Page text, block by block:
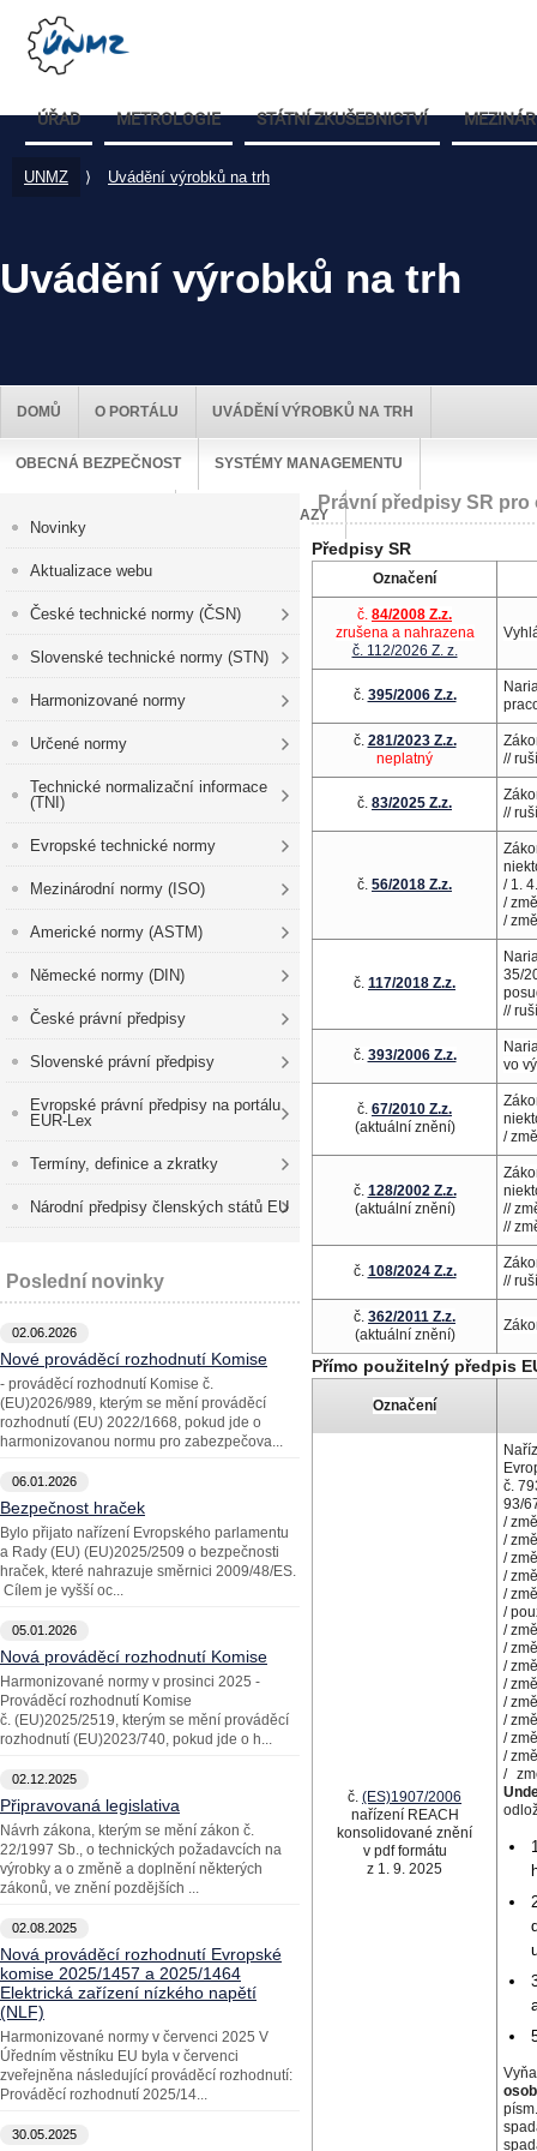
ÚŘAD METROLOGIE STÁTNÍ ZKUŠEBNICTVÍ
UNMZ ⟩ Uvádění výrobků na trh
Uvádění výrobků na trh
DOMŮ O PORTÁLU UVÁDĚNÍ VÝROBKŮ NA TRH
OBECNÁ BEZPEČNOST SYSTÉMY MANAGEMENTU
UŽITEČNÉ ODKAZY
Novinky
Aktualizace webu
České technické normy (ČSN)
Slovenské technické normy (STN)
Harmonizované normy
Určené normy
Technické normalizační informace
(TNI)
Evropské technické normy
Mezinárodní normy (ISO)
Americké normy (ASTM)
Německé normy (DIN)
České právní předpisy
Slovenské právní předpisy
Evropské právní předpisy na portálu
EUR-Lex
Termíny, definice a zkratky
Národní předpisy členských států EU
Poslední novinky
02.06.2026
Nové prováděcí rozhodnutí Komise
- prováděcí rozhodnutí Komise č.
(EU)2026/989, kterým se mění prováděcí
rozhodnutí (EU) 2022/1668, pokud jde o
harmonizovanou normu pro zabezpečova...
06.01.2026
Bezpečnost hraček
Bylo přijato nařízení Evropského parlamentu
a Rady (EU) (EU)2025/2509 o bezpečnosti
hraček, které nahrazuje směrnici 2009/48/ES.
Cílem je vyšší oc...
05.01.2026
Nová prováděcí rozhodnutí Komise
Harmonizované normy v prosinci 2025 -
Prováděcí rozhodnutí Komise
č. (EU)2025/2519, kterým se mění prováděcí
rozhodnutí (EU)2023/740, pokud jde o h...
02.12.2025
Připravovaná legislativa
Návrh zákona, kterým se mění zákon č.
22/1997 Sb., o technických požadavcích na
výrobky a o změně a doplnění některých
zákonů, ve znění pozdějších ...
02.08.2025
Nová prováděcí rozhodnutí Evropské
komise 2025/1457 a 2025/1464
Elektrická zařízení nízkého napětí
(NLF)
Harmonizované normy v červenci 2025 V
Úředním věstníku EU byla v červenci
zveřejněna následující prováděcí rozhodnutí:
Prováděcí rozhodnutí 2025/14...
30.05.2025
Právní předpisy SR pro
Předpisy SR
Označení
č. 84/2008 Z.z.
zrušena a nahrazena
č. 112/2026 Z. z.
č. 395/2006 Z.z.
č. 281/2023 Z.z.
neplatný
//
č. 83/2025 Z.z.
//
č. 56/2018 Z.z.
/ 1.
/
/
č. 117/2018 Z.z.
35/
//
č. 393/2006 Z.z.
vo
č. 67/2010 Z.z.
(aktuální znění)
/
č. 128/2002 Z.z.
(aktuální znění)
//
//
č. 108/2024 Z.z.
//
č. 362/2011 Z.z.
(aktuální znění)
Přímo použitelný předpis
Označení
č. (ES)1907/2006
nařízení REACH
konsolidované znění
v pdf formátu
z 1. 9. 2025
č.
93/
/
/
/
/
/
/
/
/
/
/
/
/
/
/
/